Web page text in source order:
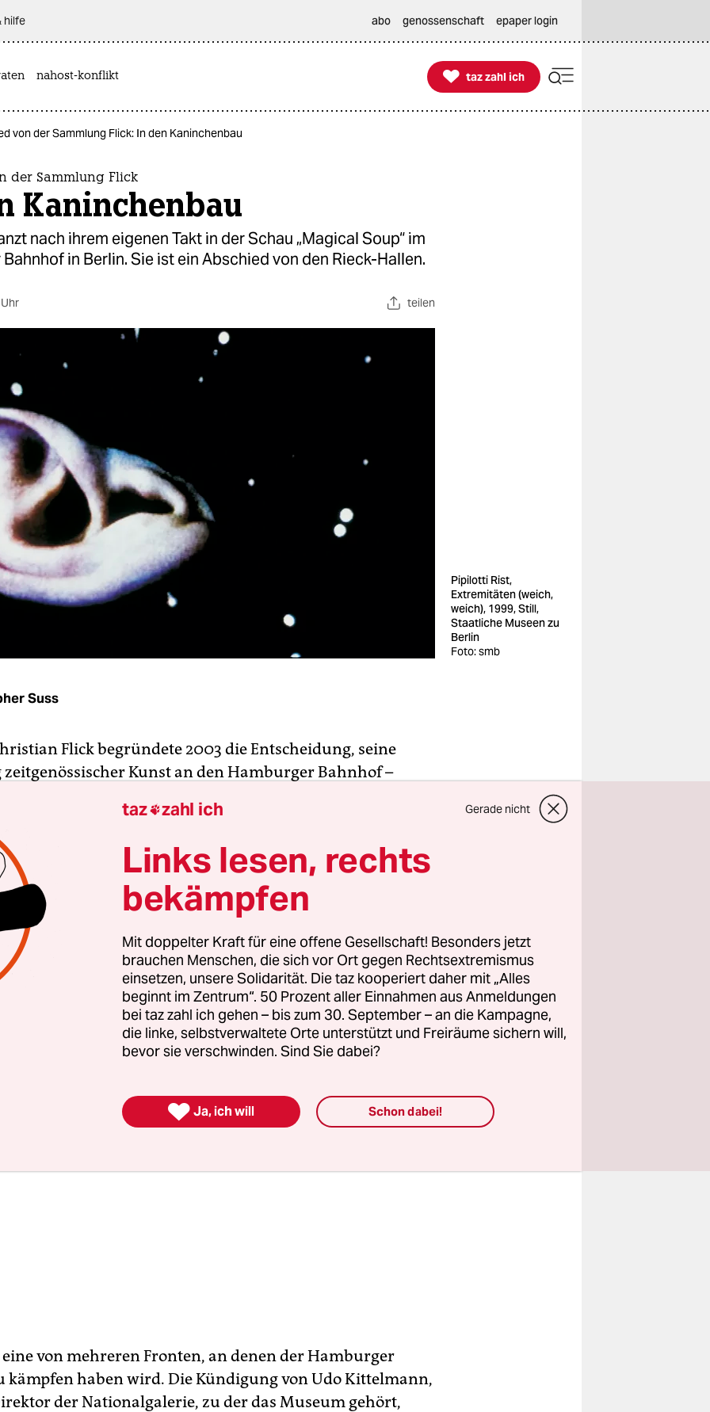
hilfe abo genossenschaft epaper login
nahost-konflikt 
taz zahl ich
taz zahl ich
von der Sammlung Flick: In den Kaninchenbau
der Sammlung Flick
Kaninchenbau
nach ihrem eigenen Takt in der Schau „Magical Soup“ im
in Berlin. Sie ist ein Abschied von den Rieck-Hallen.
teilen
Pipilotti Rist,
Extremitäten (weich,
weich), 1999, Still,
Staatliche Museen zu
Berlin
Foto: smb
Suss
Flick begründete 2003 die Entscheidung, seine
Kunst an den Hamburger Bahnhof –
gesetzt. Insofern ist die Kunst, die ich sammle,
mit dieser Stadt. Sie ist zerrissen, vernarbt, weniger schön
voller Widersprüche, aber sehr intensiv.“ Damit lieferte
valide Beschreibung der Medien- und
Kunst überhaupt. Und über deren erkleckliche
erstreckt sich auch seine Sammlung.
und Kuratorin Anna-Catharina Gebbers zeigen nun Teile
einmal in der Ausstellung „Magical Soup“. Manche
Denn was Berlin betrifft, zieht Flick aus.
von mehreren Fronten, an denen der Hamburger
kämpfen haben wird. Die Kündigung von Udo Kittelmann,
der Nationalgalerie, zu der das Museum gehört,
taz zahl ich Gerade nicht
Links lesen, rechts
bekämpfen
Mit doppelter Kraft für eine offene Gesellschaft! Besonders jetzt
brauchen Menschen, die sich vor Ort gegen Rechtsextremismus
einsetzen, unsere Solidarität. Die taz kooperiert daher mit „Alles
beginnt im Zentrum“. 50 Prozent aller Einnahmen aus Anmeldungen
bei taz zahl ich gehen – bis zum 30. September – an die Kampagne,
die linke, selbstverwaltete Orte unterstützt und Freiräume sichern will,
bevor sie verschwinden. Sind Sie dabei?
 Ja, ich will Schon dabei!